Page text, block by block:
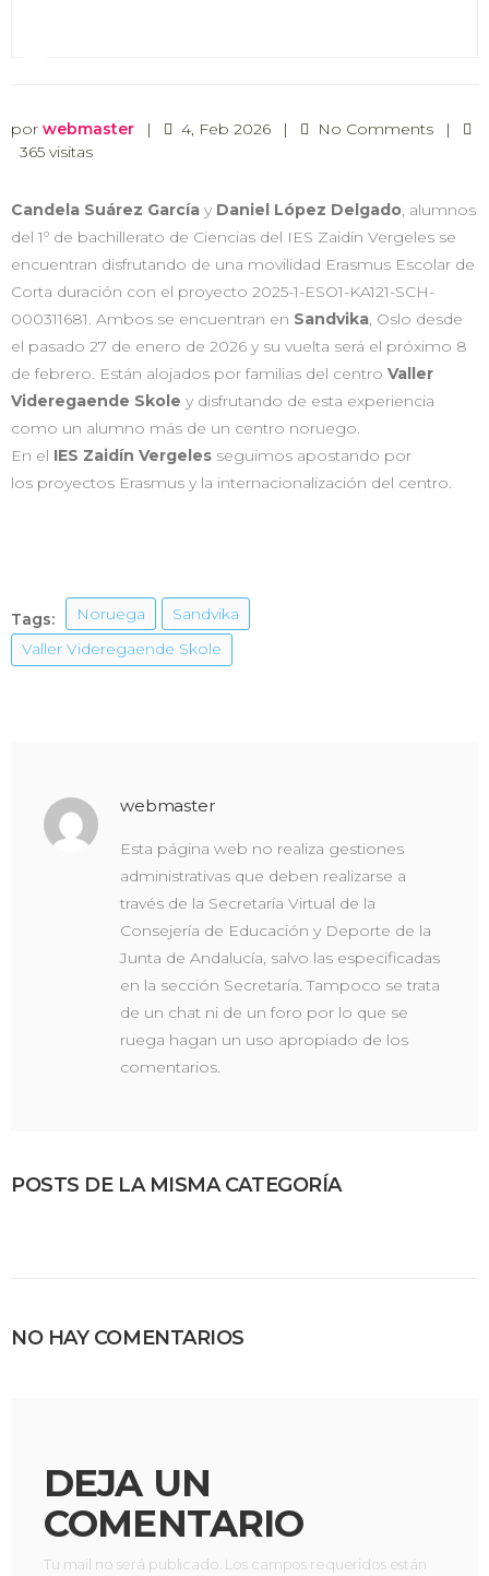
por webmaster | 4, Feb 2026 | No Comments
|
365 visitas
Candela Suárez García y Daniel López Delgado , alumnos
del 1º de bachillerato de Ciencias del IES Zaidín Vergeles se
encuentran disfrutando de una movilidad Erasmus Escolar de
Corta duración con el proyecto 2025-1-ESO1-KA121-SCH-
000311681. Ambos se encuentran en Sandvika , Oslo desde
el pasado 27 de enero de 2026 y su vuelta será el próximo 8
de febrero. Están alojados por familias del centro Valler
Videregaende Skole y disfrutando de esta experiencia
como un alumno más de un centro noruego.
En el IES Zaidín Vergeles seguimos apostando por
los proyectos Erasmus y la internacionalización del centro.
Tags: Noruega
Sandvika
Valler Videregaende Skole
webmaster
Esta página web no realiza gestiones
administrativas que deben realizarse a
través de la Secretaría Virtual de la
Consejería de Educación y Deporte de la
Junta de Andalucía, salvo las especificadas
en la sección Secretaría. Tampoco se trata
de un chat ni de un foro por lo que se
ruega hagan un uso apropiado de los
comentarios.
POSTS DE LA MISMA CATEGORÍA
NO HAY COMENTARIOS
DEJA UN
COMENTARIO
Tu mail no será publicado. Los campos requeridos están